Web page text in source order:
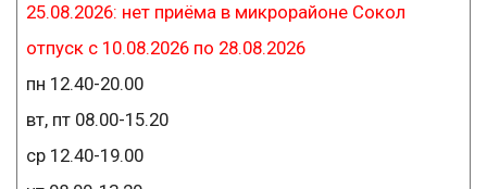
25.08.2026: нет приёма в микрорайоне Сокол
отпуск с 10.08.2026 по 28.08.2026
пн 12.40-20.00
вт, пт 08.00-15.20
ср 12.40-19.00